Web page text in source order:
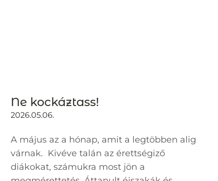
Ne kockáztass!
2026.05.06.
A május az a hónap, amit a legtöbben alig
várnak. Kivéve talán az érettségiző
diákokat, számukra most jön a